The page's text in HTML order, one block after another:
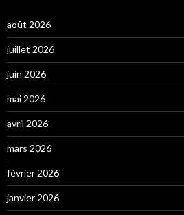
août 2026
juillet 2026
juin 2026
mai 2026
avril 2026
mars 2026
février 2026
janvier 2026